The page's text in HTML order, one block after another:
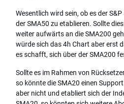
Wesentlich wird sein, ob es der
der SMA50 zu etablieren. Sollte
weiter aufwärts an die SMA200
würde sich das 4h Chart aber erst
es schafft, sich über der SMA200
Sollte es im Rahmen von
so könnte die SMA20 einen
aber nicht und etabliert sich der